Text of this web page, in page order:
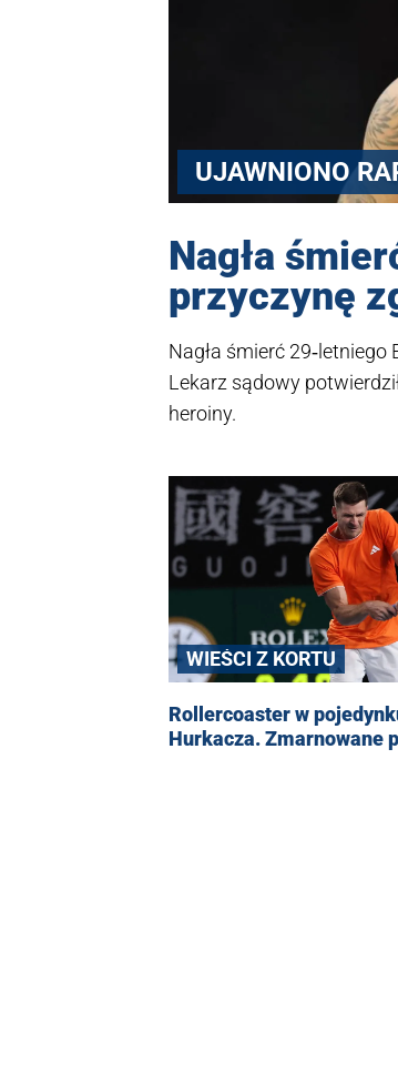
UJAWNIONO
Nagła
przyczynę
Nagła śmierć
Lekarz sądowy
heroiny.
WIEŚCI Z KORTU
Rollercoaster w
Hurkacza. Zmarnowane